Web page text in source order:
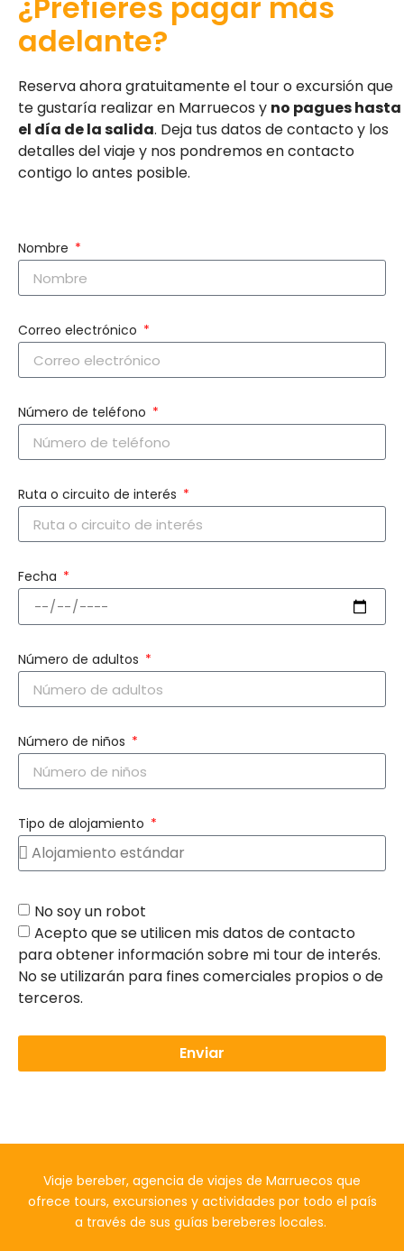
adelante?
Reserva ahora gratuitamente el tour o excursión que
te gustaría realizar en Marruecos y no pagues hasta
el día de la salida. Deja tus datos de contacto y los
detalles del viaje y nos pondremos en contacto
contigo lo antes posible.
Nombre
Correo electrónico
Número de teléfono
Ruta o circuito de interés
Fecha
Número de adultos
Número de niños
Tipo de alojamiento
No soy un robot
Acepto que se utilicen mis datos de contacto
para obtener información sobre mi tour de interés.
No se utilizarán para fines comerciales propios o de
terceros.
Enviar
Viaje bereber, agencia de viajes de Marruecos que
ofrece tours, excursiones y actividades por todo el país
a través de sus guías bereberes locales.